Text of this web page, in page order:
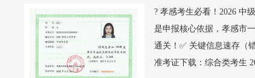
? 孝感考生必看！2026 中
是申报核心依据，孝感市
通关！✅ 关键信息速存（
准考证下载：综合类考生